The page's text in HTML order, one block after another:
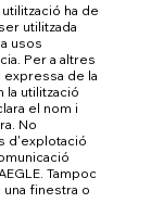
ha de
utilitzada
usos
Per a altres
de la
la utilització
el nom i
No
d'explotació
Tampoc
finestra o